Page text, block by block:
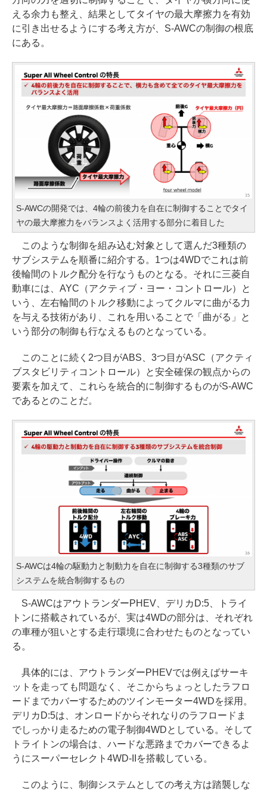
える余力も整え、結果としてタイヤの最大摩擦力を有効
に引き出せるようにする考え方が、S-AWCの制御の根底
にある。
S-AWCの開発では、4輪の前後力を自在に制御することでタイ
ヤの最大摩擦力をバランスよく活用する部分に着目した
このような制御を組み込む対象として選んだ3種類の
サブシステムを順番に紹介する。1つは4WDでこれは前
後輪間のトルク配分を行なうものとなる。それに三菱自
動車には、AYC（アクティブ・ヨー・コントロール）と
いう、左右輪間のトルク移動によってクルマに曲がる力
を与える技術があり、これを用いることで「曲がる」と
いう部分の制御も行なえるものとなっている。
このことに続く2つ目がABS、3つ目がASC（アクティ
ブスタビリティコントロール）と安全確保の観点からの
要素を加えて、これらを統合的に制御するものがS-AWC
であるとのことだ。
S-AWCは4輪の駆動力と制動力を自在に制御する3種類のサブ
システムを統合制御するもの
S-AWCはアウトランダーPHEV、デリカD:5、トライ
トンに搭載されているが、実は4WDの部分は、それぞれ
の車種が狙いとする走行環境に合わせたものとなってい
る。
具体的には、アウトランダーPHEVでは例えばサーキ
ットを走っても問題なく、そこからちょっとしたラフロ
ードまでカバーするためのツインモーター4WDを採用。
デリカD:5は、オンロードからそれなりのラフロードま
でしっかり走るための電子制御4WDとしている。そして
トライトンの場合は、ハードな悪路までカバーできるよ
うにスーパーセレクト4WD-IIを搭載している。
このように、制御システムとしての考え方は踏襲しな